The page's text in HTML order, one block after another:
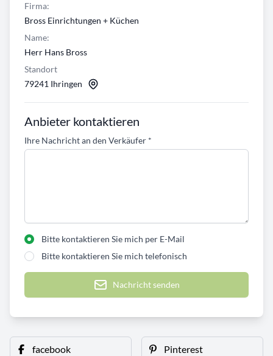
Firma:
Bross Einrichtungen + Küchen
Name:
Herr Hans Bross
Standort
79241 Ihringen
Anbieter kontaktieren
Ihre Nachricht an den Verkäufer *
Bitte kontaktieren Sie mich per E-Mail
Bitte kontaktieren Sie mich telefonisch
Nachricht senden
facebook Pinterest